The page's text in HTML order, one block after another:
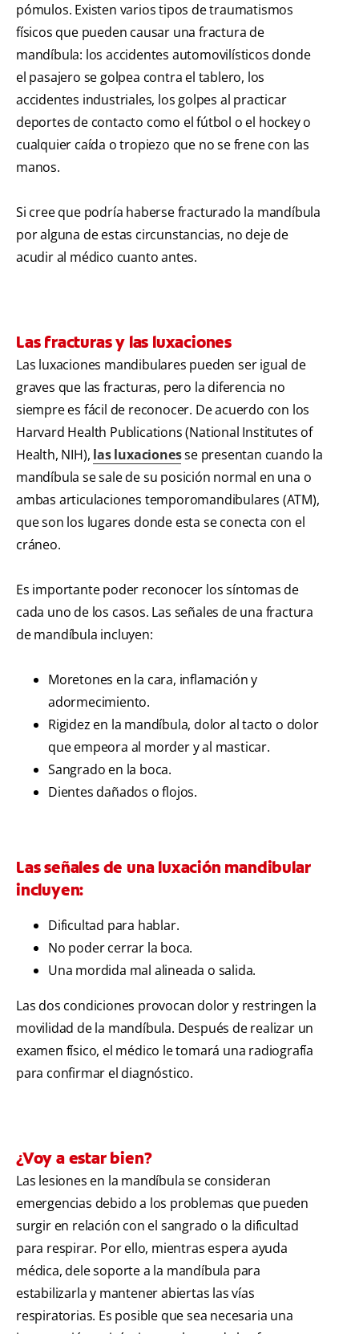
pómulos. Existen varios tipos de traumatismos
físicos que pueden causar una fractura de
mandíbula: los accidentes automovilísticos donde
el pasajero se golpea contra el tablero, los
accidentes industriales, los golpes al practicar
deportes de contacto como el fútbol o el hockey o
cualquier caída o tropiezo que no se frene con las
manos.
Si cree que podría haberse fracturado la mandíbula
por alguna de estas circunstancias, no deje de
acudir al médico cuanto antes.
Las fracturas y las luxaciones
Las luxaciones mandibulares pueden ser igual de
graves que las fracturas, pero la diferencia no
siempre es fácil de reconocer. De acuerdo con los
Harvard Health Publications (National Institutes of
Health, NIH), las luxacionesse presentan cuando la
mandíbula se sale de su posición normal en una o
ambas articulaciones temporomandibulares (ATM),
que son los lugares donde esta se conecta con el
cráneo.
Es importante poder reconocer los síntomas de
cada uno de los casos. Las señales de una fractura
de mandíbula incluyen:
Moretones en la cara, inflamación y
adormecimiento.
Rigidez en la mandíbula, dolor al tacto o dolor
que empeora al morder y al masticar.
Sangrado en la boca.
Dientes dañados o flojos.
Las señales de una luxación mandibular
incluyen:
Dificultad para hablar.
No poder cerrar la boca.
Una mordida mal alineada o salida.
Las dos condiciones provocan dolor y restringen la
movilidad de la mandíbula. Después de realizar un
examen físico, el médico le tomará una radiografía
para confirmar el diagnóstico.
¿Voy a estar bien?
Las lesiones en la mandíbula se consideran
emergencias debido a los problemas que pueden
surgir en relación con el sangrado o la dificultad
para respirar. Por ello, mientras espera ayuda
médica, dele soporte a la mandíbula para
estabilizarla y mantener abiertas las vías
respiratorias. Es posible que sea necesaria una